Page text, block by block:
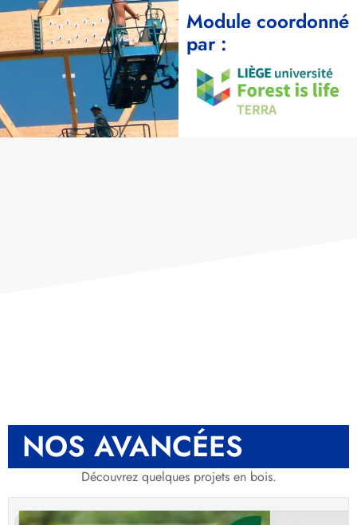
Module coordonné
par :
NOS AVANCÉES
Découvrez quelques projets en bois.